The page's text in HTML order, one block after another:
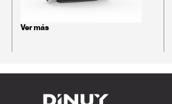
Ver más